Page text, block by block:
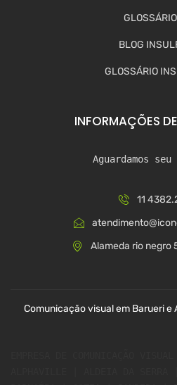
BLOG
GLOSSÁRIO
INFORMAÇÕES
Aguardamos
11
Alameda rio negro
Comunicação visual em Barueri e